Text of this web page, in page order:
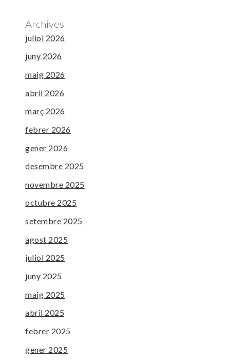
Archives
juliol 2026
juny 2026
maig 2026
abril 2026
març 2026
febrer 2026
gener 2026
desembre 2025
novembre 2025
octubre 2025
setembre 2025
agost 2025
juliol 2025
juny 2025
maig 2025
abril 2025
febrer 2025
gener 2025